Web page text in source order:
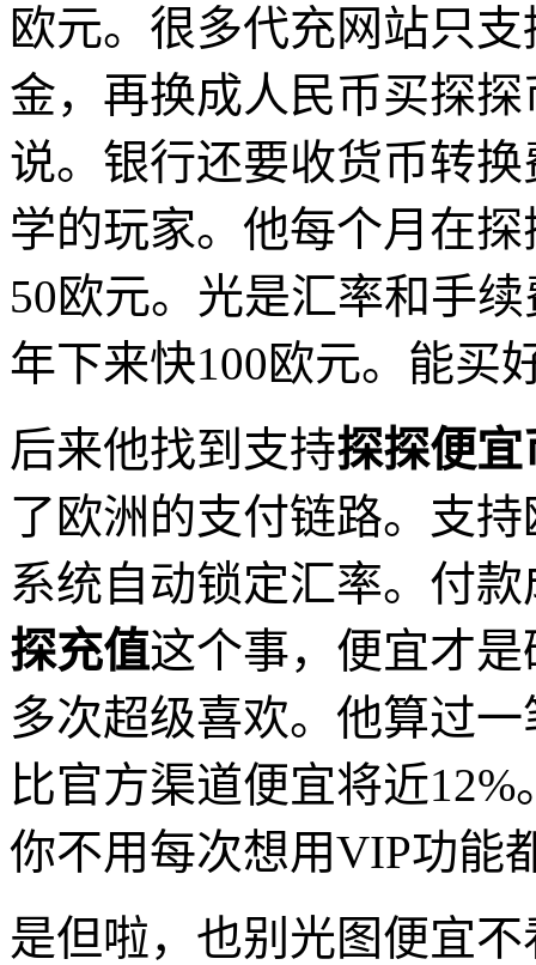
欧元。很多代充网站只
金，再换成人民币买探
说。银行还要收货币转
学的玩家。他每个月在
50欧元。光是汇率和手
年下来快100欧元。能买
后来他找到支持探探便宜
了欧洲的支付链路。支
系统自动锁定汇率。付
探充值这个事，便宜才
多次超级喜欢。他算过
比官方渠道便宜将近
你不用每次想用VIP功能
是但啦，也别光图便宜